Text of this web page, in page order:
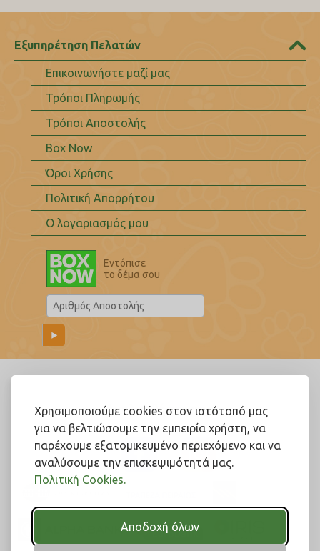
Χρησιμοποιούμε cookies στον ιστότοπό μας
για να βελτιώσουμε την εμπειρία χρήστη, να
παρέχουμε εξατομικευμένο περιεχόμενο και να
αναλύσουμε την επισκεψιμότητά μας.
Πολιτική Cookies.
Αποδοχή όλων
Εξυπηρέτηση Πελατών
Επικοινωνήστε μαζί μας
Τρόποι Πληρωμής
Τρόποι Αποστολής
Box Now
Όροι Χρήσης
Πολιτική Απορρήτου
Ο λογαριασμός μου
Εντόπισε
το δέμα σου
Ακολουθήστε μας!